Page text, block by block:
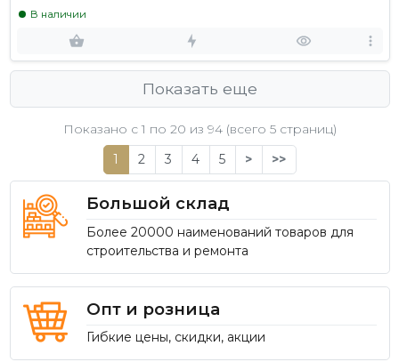
В наличии
Показать еще
Показано с 1 по 20 из 94 (всего 5 страниц)
1
2 3 4 5 > >>
Большой склад
Более 20000 наименований товаров для
строительства и ремонта
Опт и розница
Гибкие цены, скидки, акции